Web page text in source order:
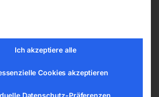
0,5 / 2 / 7 kg für
oder WIG-
Ich akzeptiere alle
Cookies akzeptieren